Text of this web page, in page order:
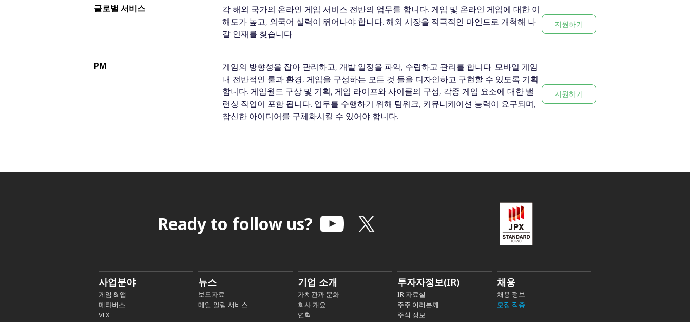
글로벌 서비스
각 해외 국가의 온라인 게임 서비스 전반의 업무를 합니다. 게임 및 온라인 게임에 대한 이
해도가 높고, 외국어 실력이 뛰어나야 합니다. 해외 시장을 적극적인 마인드로 개척해 나
갈 인재를 찾습니다.
지원하기
PM
게임의 방향성을 잡아 관리하고, 개발 일정을 파악, 수립하고 관리를 합니다. 모바일 게임
내 전반적인 룰과 환경, 게임을 구성하는 모든 것 들을 디자인하고 구현할 수 있도록 기획
합니다. 게임월드 구상 및 기획, 게임 라이프와 사이클의 구성, 각종 게임 요소에 대한 밸
런싱 작업이 포함 됩니다. 업무를 수행하기 위해 팀워크, 커뮤니케이션 능력이 요구되며,
참신한 아이디어를 구체화시킬 수 있어야 합니다.
지원하기
Ready to follow us?
사업분야
게임 & 앱
메타버스
VFX
뉴스
보도자료
메일 알림 서비스
기업 소개
가치관과 문화
회사 개요
연혁
투자자정보(IR)
IR 자료실
주주 여러분께
주식 정보
채용
채용 정보
모집 직종